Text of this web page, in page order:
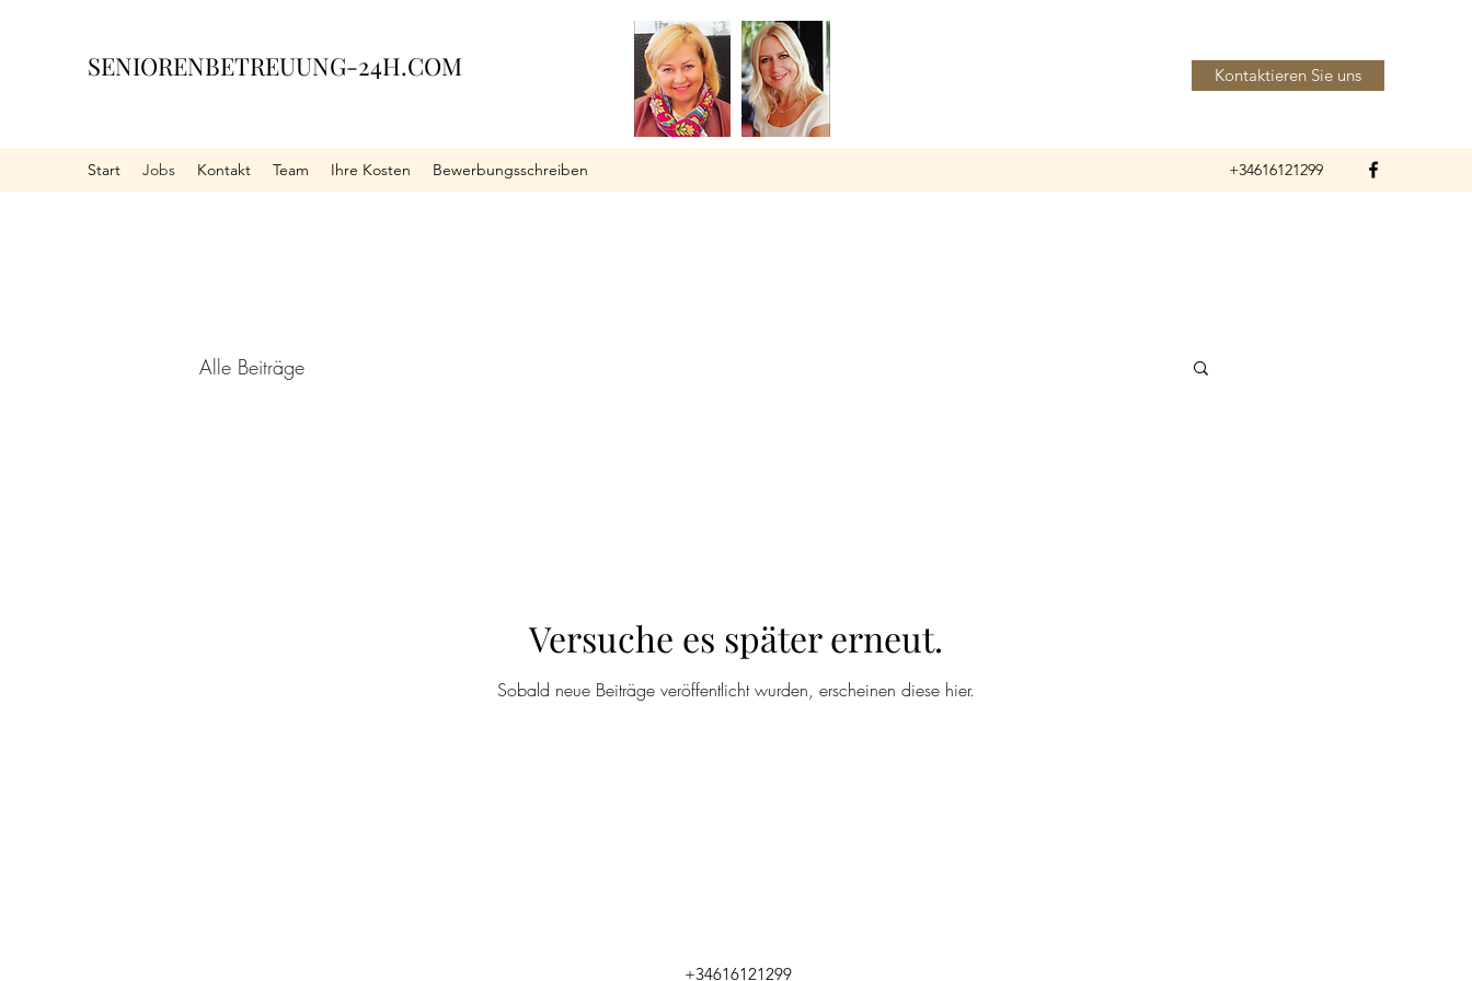
SENIORENBETREUUNG-24H.COM Kontaktieren Sie uns
Start Jobs Kontakt Team Ihre Kosten Bewerbungsschreiben +34616121299
Alle Beiträge
Versuche es später erneut.
Sobald neue Beiträge veröffentlicht wurden, erscheinen diese hier.
+34616121299